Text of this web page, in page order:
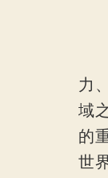
力
域
的
世